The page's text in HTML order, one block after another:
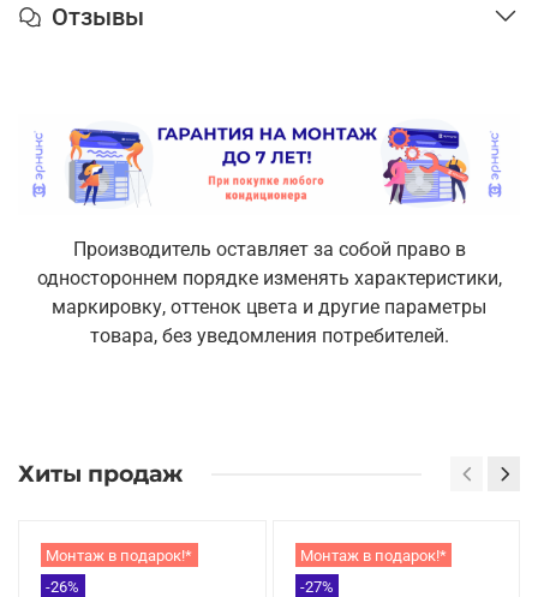
Отзывы
Производитель оставляет за собой право в
одностороннем порядке изменять характеристики,
маркировку, оттенок цвета и другие параметры
товара, без уведомления потребителей.
Хиты продаж
Монтаж в подарок!*
-26%
Монтаж в подарок!*
-27%